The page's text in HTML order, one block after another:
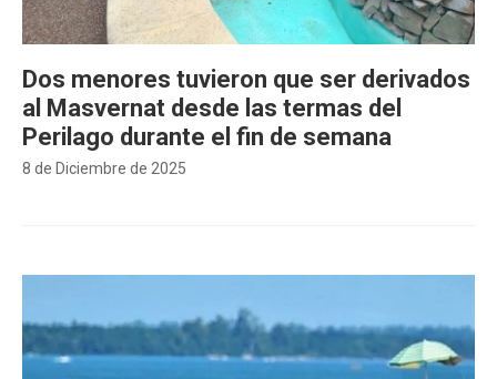
8 de Diciembre de 2025
Dos menores tuvieron que ser derivados
al Masvernat desde las termas del
Perilago durante el fin de semana